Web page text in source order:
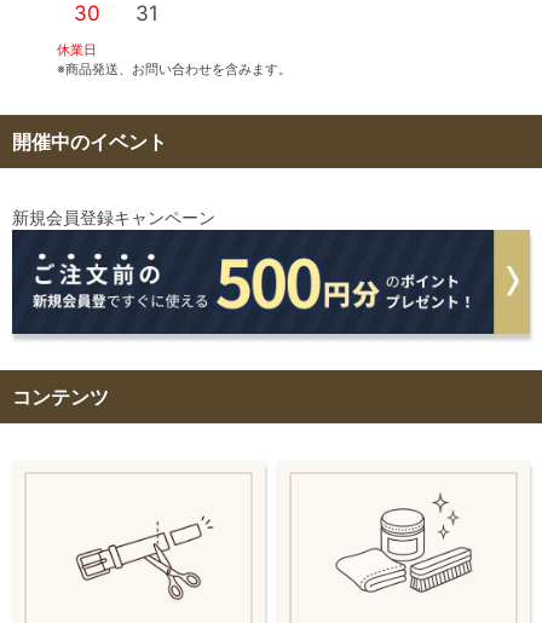
30 31
休業日
※商品発送、お問い合わせを含みます。
開催中のイベント
新規会員登録キャンペーン
コンテンツ